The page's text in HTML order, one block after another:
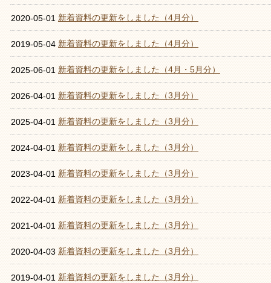
2020-05-01 新着資料の更新をしました（4月分）
2019-05-04 新着資料の更新をしました（4月分）
2025-06-01 新着資料の更新をしました（4月・5月分）
2026-04-01 新着資料の更新をしました（3月分）
2025-04-01 新着資料の更新をしました（3月分）
2024-04-01 新着資料の更新をしました（3月分）
2023-04-01 新着資料の更新をしました（3月分）
2022-04-01 新着資料の更新をしました（3月分）
2021-04-01 新着資料の更新をしました（3月分）
2020-04-03 新着資料の更新をしました（3月分）
2019-04-01 新着資料の更新をしました（3月分）